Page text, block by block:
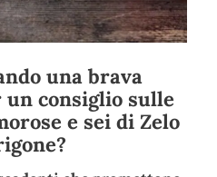
una brava
consiglio sulle
e sei di Zelo